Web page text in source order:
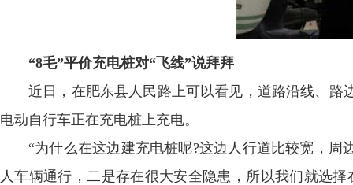
“8毛”平价充电桩对“飞线”说拜拜
近日，在肥东县人民路上可以看见，道路沿线、路
电动自行车正在充电桩上充电。
“为什么在这边建充电桩呢?这边人行道比较宽，
人车辆通行，二是存在很大安全隐患，所以我们就选